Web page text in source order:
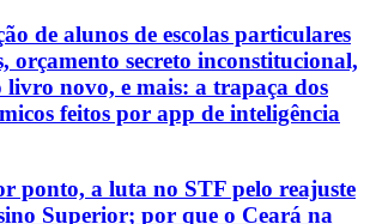
de alunos de escolas particulares
orçamento secreto inconstitucional,
livro novo, e mais: a trapaça dos
feitos por app de inteligência
ponto, a luta no STF pelo reajuste
Superior; por que o Ceará na